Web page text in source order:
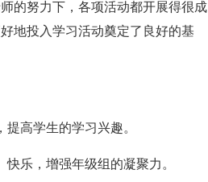
的努力下，各项活动都开展得很成
地投入学习活动奠定了良好的基
高学生的学习兴趣。
乐，增强年级组的凝聚力。